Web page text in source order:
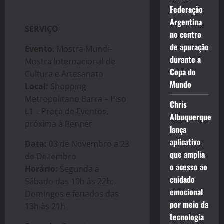
SERVIÇO
Evento : Mostra Mundi-
Mostra Internacional de
Cultura e Artesanato
Local: Shopping
Metropolitano Barra – Piso
L1 – Praça de Eventos,
próxima à Renner
Data: 03 de Novembro a 23
de Dezembro
Horário: Segunda a
Sábado das 10h às 22h;
Domingos e feriados das
13h às 21h
Federação
Argentina
no centro
de apuração
durante a
Copa do
Mundo
Chris
Albuquerque
lança
aplicativo
que amplia
o acesso ao
cuidado
emocional
por meio da
tecnologia